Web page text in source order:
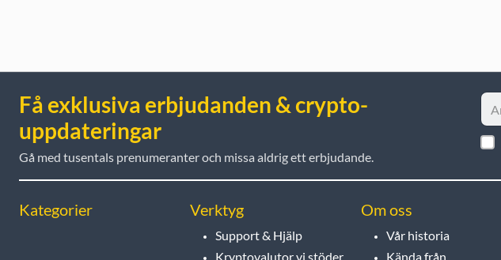
Få exklusiva erbjudanden & crypto-
uppdateringar
Gå med tusentals prenumeranter och missa aldrig ett erbjudande.
Kategorier Verktyg
Support & Hjälp
Kryptovalutor vi stöder
Om oss
Vår historia
Kända från